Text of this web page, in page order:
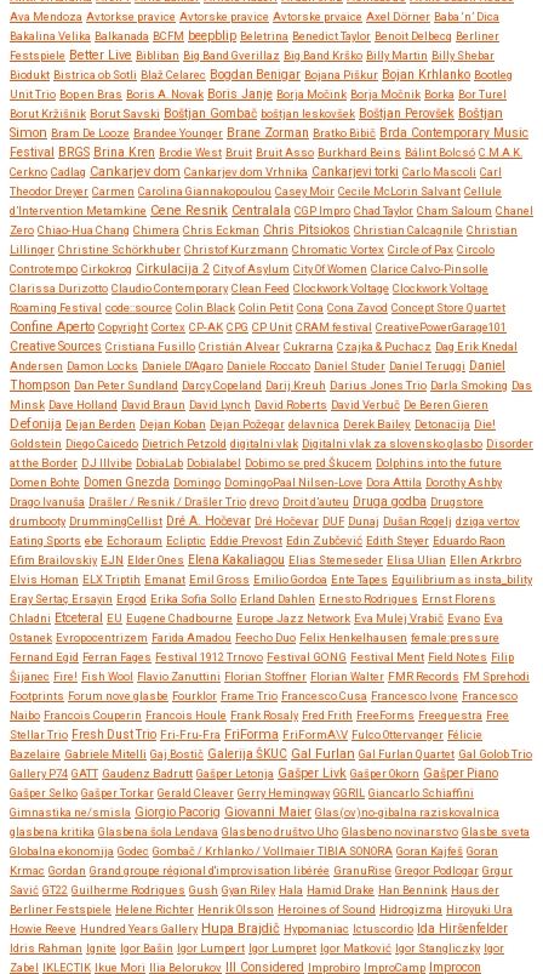
Ava Mendoza Avtorkse pravice Avtorske pravice Avtorske prvaice Axel Dörner Baba ‘n’ Dica
Bakalina Velika Balkanada BCFM beepblip Beletrina Benedict Taylor Benoit Delbecq Berliner
Festspiele Better Live Bibliban Big Band Gverillaz Big Band Krško Billy Martin Billy Shebar
Biodukt Bistrica ob Sotli Blaž Celarec Bogdan Benigar Bojana Piškur Bojan Krhlanko Bootleg
Unit Trio Bop en Bras Boris A. Novak Boris Janje Borja Močink Borja Močnik Borka Bor Turel
Borut Kržišnik Borut Savski Boštjan Gombač boštjan leskovšek Boštjan Perovšek Boštjan
Simon Bram De Looze Brandee Younger Brane Zorman Bratko Bibič Brda Contemporary Music
Festival
BRGS Brina Kren Brodie West Bruit Bruit Asso Burkhard Beins Bálint Bolcsó C.M.A.K.
Cerkno Cadlag Cankarjev dom Cankarjev dom Vrhnika Cankarjevi torki Carlo Mascoli Carl
Theodor Dreyer Carmen Carolina Giannakopoulou Casey Moir Cecile McLorin Salvant Cellule
d’Intervention Metamkine Cene Resnik Centralala CGP Impro Chad Taylor Cham Saloum Chanel
Zero Chiao-Hua Chang Chimera Chris Eckman Chris Pitsiokos Christian Calcagnile Christian
Lillinger Christine Schörkhuber Christof Kurzmann Chromatic Vortex Circle of Pax Circolo
Controtempo Cirkokrog Cirkulacija 2 City of Asylum City Of Women Clarice Calvo-Pinsolle
Clarissa Durizotto Claudio Contemporary Clean Feed Clockwork Voltage Clockwork Voltage
Roaming Festival code::source Colin Black Colin Petit Cona Cona Zavod Concept Store Quartet
Confine Aperto Copyright Cortex CP-AK CPG CP Unit CRAM festival CreativePowerGarage101
Creative Sources Cristiana Fusillo Cristián Alvear Cukrarna Czajka & Puchacz Dag Erik Knedal
Andersen Damon Locks Daniele D'Agaro Daniele Roccato Daniel Studer Daniel Teruggi Daniel
Thompson Dan Peter Sundland Darcy Copeland Darij Kreuh Darius Jones Trio Darla Smoking Das
Minsk Dave Holland David Braun David Lynch David Roberts David Verbuč De Beren Gieren
Defonija Dejan Berden Dejan Koban Dejan Požegar delavnica Derek Bailey Detonacija Die!
Goldstein Diego Caicedo Dietrich Petzold digitalni vlak Digitalni vlak za slovensko glasbo Disorder
at the Border DJ Illvibe DobiaLab Dobialabel Dobimo se pred Škucem Dolphins into the future
Domen Bohte Domen Gnezda Domingo DomingoPaal Nilsen-Love Dora Attila Dorothy Ashby
Drago Ivanuša Drašler / Resnik / Drašler Trio drevo Droit d’auteu Druga godba Drugstore
drumbooty DrummingCellist Dré A. Hočevar Dré Hočevar DUF Dunaj Dušan Rogelj dziga vertov
Eating Sports ebe Echoraum Ecliptic Eddie Prevost Edin Zubčević Edith Steyer Eduardo Raon
Efim Brailovskiy EJN Elder Ones Elena Kakaliagou Elias Stemeseder Elisa Ulian Ellen Arkrbro
Elvis Homan ELX Triptih Emanat Emil Gross Emilio Gordoa Ente Tapes Equilibrium as insta_bility
Eray Sertaç Ersayin Ergod Erika Sofia Sollo Erland Dahlen Ernesto Rodrigues Ernst Florens
Chladni Etceteral EU Eugene Chadbourne Europe Jazz Network Eva Mulej Vrabič Evano Eva
Ostanek Evropocentrizem Farida Amadou Feecho Duo Felix Henkelhausen female:pressure
Fernand Egid Ferran Fages Festival 1912 Trnovo Festival GONG Festival Ment Field Notes Filip
Šijanec Fire! Fish Wool Flavio Zanuttini Florian Stoffner Florian Walter FMR Records FM Sprehodi
Footprints Forum nove glasbe Fourklor Frame Trio Francesco Cusa Francesco Ivone Francesco
Naibo Francois Couperin Francois Houle Frank Rosaly Fred Frith FreeForms Freequestra Free
Stellar Trio Fresh Dust Trio Fri-Fru-Fra FriForma FriFormA\V Fulco Ottervanger Félicie
Bazelaire Gabriele Mitelli Gaj Bostič Galerija ŠKUC Gal Furlan Gal Furlan Quartet Gal Golob Trio
Gallery P74 GATT Gaudenz Badrutt Gašper Letonja Gašper Livk Gašper Okorn Gašper Piano
Gašper Selko Gašper Torkar Gerald Cleaver Gerry Hemingway GGRIL Giancarlo Schiaffini
Gimnastika ne/smisla Giorgio Pacorig Giovanni Maier Glas(ov)no-gibalna raziskovalnica
glasbena kritika Glasbena šola Lendava Glasbeno društvo Uho Glasbeno novinarstvo Glasbe sveta
Globalna ekonomija Godec Gombač / Krhlanko / Vollmaier TIBIA SONORA Goran Kajfeš Goran
Krmac Gordan Grand groupe régional d'improvisation libérée GranuRise Gregor Podlogar Grgur
Savić GT22 Guilherme Rodrigues Gush Gyan Riley Hala Hamid Drake Han Bennink Haus der
Berliner Festspiele Helene Richter Henrik Olsson Heroines of Sound Hidrogizma Hiroyuki Ura
Howie Reeve Hundred Years Gallery Hupa Brajdič Hypomaniac Ictuscordio Ida Hiršenfelder
Idris Rahman Ignite Igor Bašin Igor Lumpert Igor Lumpret Igor Matković Igor Stangliczky Igor
Zabel IKLECTIK Ikue Mori Ilia Belorukov Ill Considered Improbiro ImproCamp Improcon